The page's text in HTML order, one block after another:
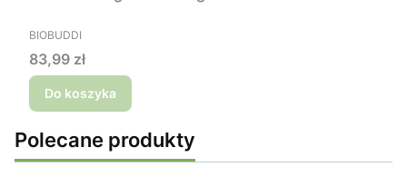
PRODUCENT
BIOBUDDI
Cena
83,99 zł
Do koszyka
Polecane produkty